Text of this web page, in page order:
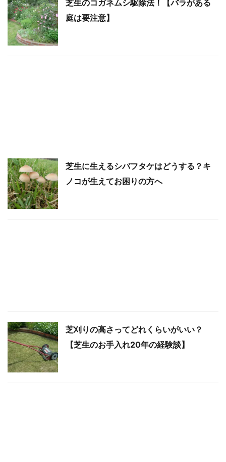
芝生のコガネムシ駆除法！【バラがある
庭は要注意】
芝生に生えるシバフタケはどうする？キ
ノコが生えてお困りの方へ
芝刈りの高さってどれくらいがいい？
【芝生のお手入れ20年の経験談】